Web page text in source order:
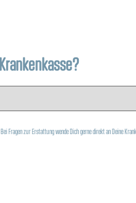
Fragen zur Erstattung wende Dich gerne direkt an Deine